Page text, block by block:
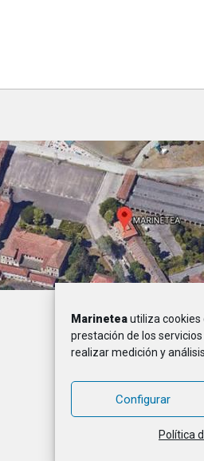
Marineteautiliza cookies
prestación de los
realizar medición y
Configurar
Política
Aviso
MARINETEA,